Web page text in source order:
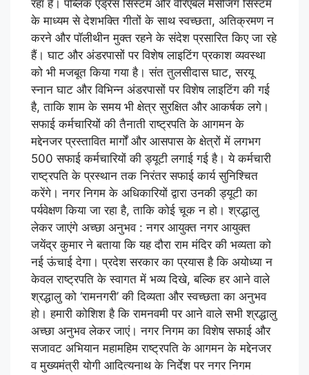
रहा है। पब्लिक एड्रेस सिस्टम और वेरिएबल मैसेजिंग सिस्टम
के माध्यम से देशभक्ति गीतों के साथ स्वच्छता, अतिक्रमण न
करने और पॉलीथीन मुक्त रहने के संदेश प्रसारित किए जा रहे
हैं। घाट और अंडरपासों पर विशेष लाइटिंग प्रकाश व्यवस्था
को भी मजबूत किया गया है। संत तुलसीदास घाट, सरयू
स्नान घाट और विभिन्न अंडरपासों पर विशेष लाइटिंग की गई
है, ताकि शाम के समय भी क्षेत्र सुरक्षित और आकर्षक लगे।
सफाई कर्मचारियों की तैनाती राष्ट्रपति के आगमन के
मद्देनजर प्रस्तावित मार्गों और आसपास के क्षेत्रों में लगभग
500 सफाई कर्मचारियों की ड्यूटी लगाई गई है। ये कर्मचारी
राष्ट्रपति के प्रस्थान तक निरंतर सफाई कार्य सुनिश्चित
करेंगे। नगर निगम के अधिकारियों द्वारा उनकी ड्यूटी का
पर्यवेक्षण किया जा रहा है, ताकि कोई चूक न हो। श्रद्धालु
लेकर जाएंगे अच्छा अनुभव : नगर आयुक्त नगर आयुक्त
जयेंद्र कुमार ने बताया कि यह दौरा राम मंदिर की भव्यता को
नई ऊंचाई देगा। प्रदेश सरकार का प्रयास है कि अयोध्या न
केवल राष्ट्रपति के स्वागत में भव्य दिखे, बल्कि हर आने वाले
श्रद्धालु को ‘रामनगरी’ की दिव्यता और स्वच्छता का अनुभव
हो। हमारी कोशिश है कि रामनवमी पर आने वाले सभी श्रद्धालु
अच्छा अनुभव लेकर जाएं। नगर निगम का विशेष सफाई और
सजावट अभियान महामहिम राष्ट्रपति के आगमन के मद्देनजर
व मुख्यमंत्री योगी आदित्यनाथ के निर्देश पर नगर निगम